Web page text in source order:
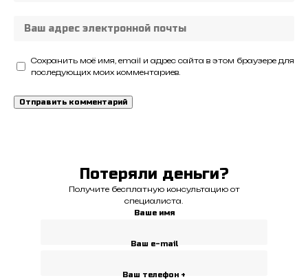
Сохранить моё имя, email и адрес сайта в этом браузере для
последующих моих комментариев.
Потеряли деньги?
Получите бесплатную консультацию от
специалиста.
Ваше имя
Ваш e-mail
Ваш телефон +